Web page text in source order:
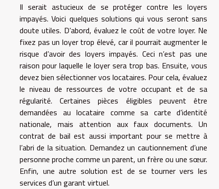
Il serait astucieux de se protéger contre les loyers
impayés. Voici quelques solutions qui vous seront sans
doute utiles. D’abord, évaluez le coût de votre loyer. Ne
fixez pas un loyer trop élevé, car il pourrait augmenter le
risque d’avoir des loyers impayés. Ceci n’est pas une
raison pour laquelle le loyer sera trop bas. Ensuite, vous
devez bien sélectionner vos locataires. Pour cela, évaluez
le niveau de ressources de votre occupant et de sa
régularité. Certaines pièces éligibles peuvent être
demandées au locataire comme sa carte d’identité
nationale, mais attention aux faux documents. Un
contrat de bail est aussi important pour se mettre à
l’abri de la situation. Demandez un cautionnement d’une
personne proche comme un parent, un frère ou une sœur.
Enfin, une autre solution est de se tourner vers les
services d’un garant virtuel.